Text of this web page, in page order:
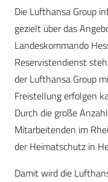
Die Lufthansa Group
gezielt über das
Landeskommando
Reservistendienst
der Lufthansa Group
Freistellung erfolgen
Durch die große
Mitarbeitenden im
der Heimatschutz in
Damit wird die